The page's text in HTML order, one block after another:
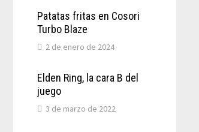
Patatas fritas en Cosori
Turbo Blaze
2 de enero de 2024
Elden Ring, la cara B del
juego
3 de marzo de 2022